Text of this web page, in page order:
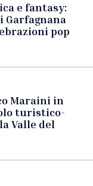
e fantasy:
Garfagnana
pop
Maraini in
turistico-
Valle del